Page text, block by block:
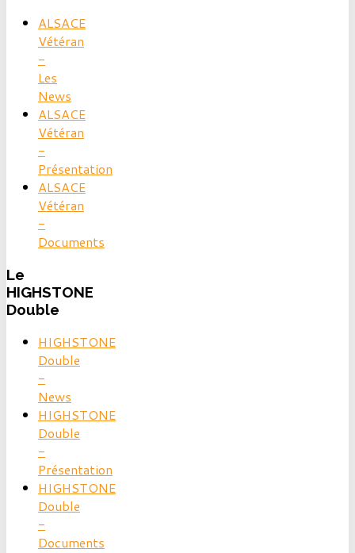
ALSACE
Vétéran
-
Les
News
ALSACE
Vétéran
-
Présentation
ALSACE
Vétéran
-
Documents
Le
HIGHSTONE
Double
HIGHSTONE
Double
-
News
HIGHSTONE
Double
-
Présentation
HIGHSTONE
Double
-
Documents